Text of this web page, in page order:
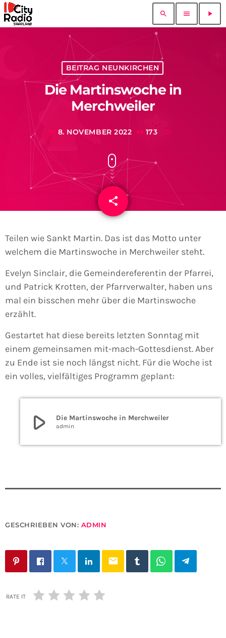
search menu play_arrow
BEITRAG NEUNKIRCHEN
Die Martinswoche in
Merchweiler
today 8. NOVEMBER 2022 173
share
email
Teilen wie Sankt Martin. Das ist das Motto unter
welchem die Martinswoche in Merchweiler steht.
Evelyn Sinclair, die Gemeindereferentin der Pfarrei,
und Patrick Krotten, der Pfarrverwalter, haben uns
mal ein bisschen mehr über die Martinswoche
erzählt.
Gestartet hat diese bereits letzten Sonntag mit
einem gemeinsamen mit-mach-Gottesdienst. Aber
zu Ende ist sie noch längst nicht. Für die Woche ist
ein volles, vielfältiges Programm geplant:
play_arrow Die Martinswoche in Merchweiler
admin
GESCHRIEBEN VON: ADMIN
email
RATE IT